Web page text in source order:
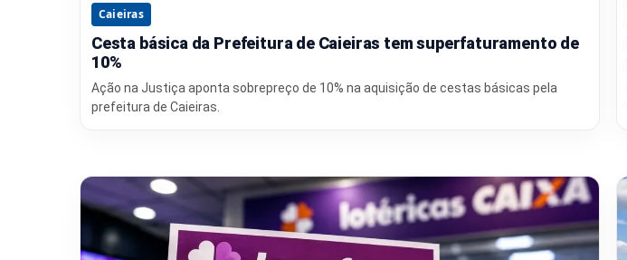
Caieiras
Cesta básica da Prefeitura de Caieiras tem superfaturamento de
10%
Ação na Justiça aponta sobrepreço de 10% na aquisição de cestas básicas pela
prefeitura de Caieiras.